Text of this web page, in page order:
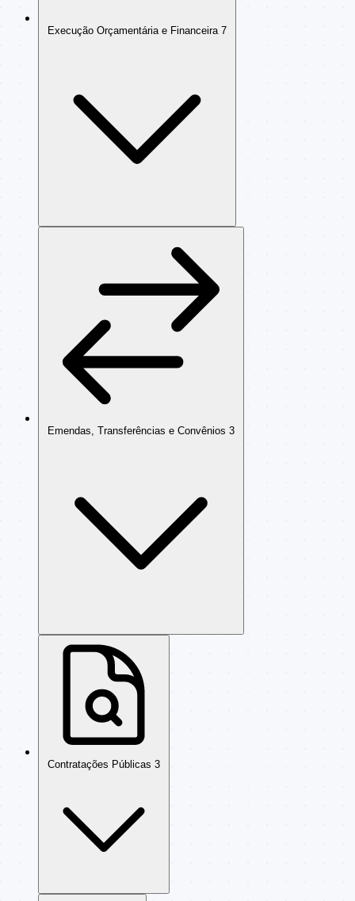
Execução Orçamentária e Financeira 7
Emendas, Transferências e Convênios 3
Contratações Públicas 3